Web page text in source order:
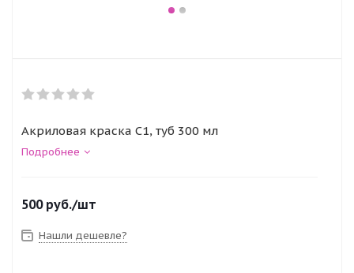
Акриловая краска C1, туб 300 мл
Подробнее
500руб./шт
Нашли дешевле?